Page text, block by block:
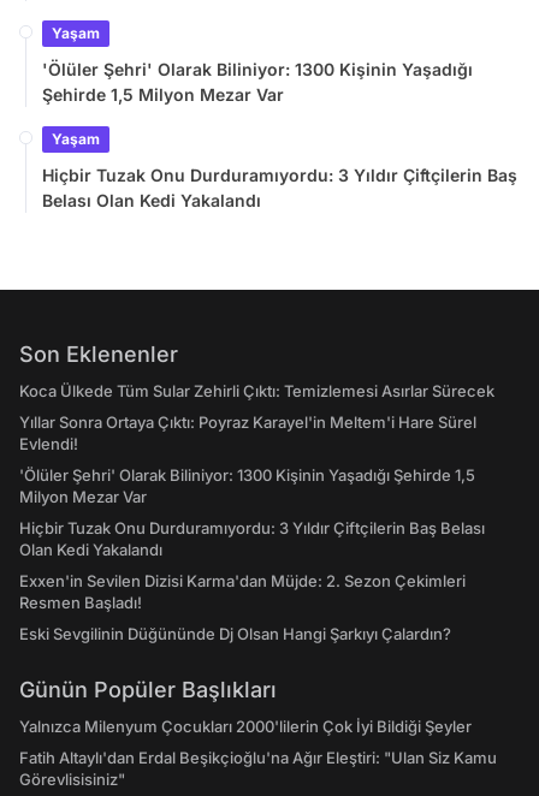
Yaşam
'Ölüler Şehri' Olarak Biliniyor: 1300 Kişinin Yaşadığı
Şehirde 1,5 Milyon Mezar Var
Yaşam
Hiçbir Tuzak Onu Durduramıyordu: 3 Yıldır Çiftçilerin Baş
Belası Olan Kedi Yakalandı
Son Eklenenler
Koca Ülkede Tüm Sular Zehirli Çıktı: Temizlemesi Asırlar Sürecek
Yıllar Sonra Ortaya Çıktı: Poyraz Karayel'in Meltem'i Hare Sürel
Evlendi!
'Ölüler Şehri' Olarak Biliniyor: 1300 Kişinin Yaşadığı Şehirde 1,5
Milyon Mezar Var
Hiçbir Tuzak Onu Durduramıyordu: 3 Yıldır Çiftçilerin Baş Belası
Olan Kedi Yakalandı
Exxen'in Sevilen Dizisi Karma'dan Müjde: 2. Sezon Çekimleri
Resmen Başladı!
Eski Sevgilinin Düğününde Dj Olsan Hangi Şarkıyı Çalardın?
Günün Popüler Başlıkları
Yalnızca Milenyum Çocukları 2000'lilerin Çok İyi Bildiği Şeyler
Fatih Altaylı'dan Erdal Beşikçioğlu'na Ağır Eleştiri: "Ulan Siz Kamu
Görevlisisiniz"